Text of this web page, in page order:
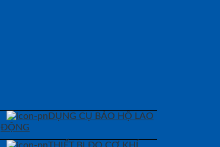
DỤNG CỤ BẢO HỘ LAO
ĐỘNG